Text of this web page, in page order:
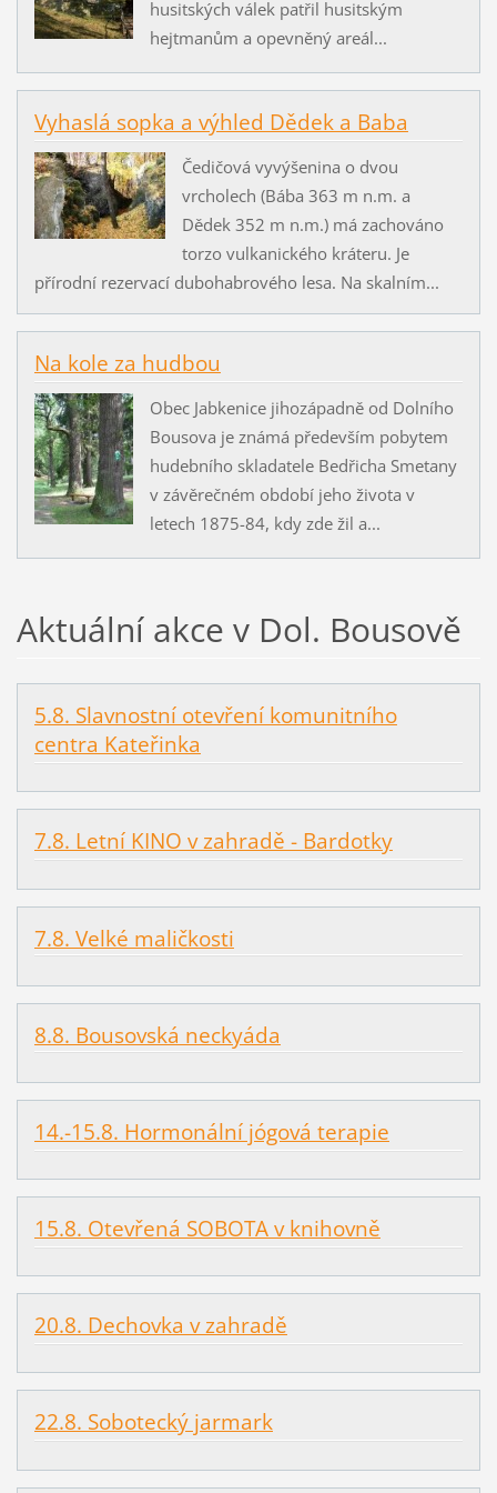
husitských válek patřil husitským
hejtmanům a opevněný areál...
Vyhaslá sopka a výhled Dědek a Baba
Čedičová vyvýšenina o dvou
vrcholech (Bába 363 m n.m. a
Dědek 352 m n.m.) má zachováno
torzo vulkanického kráteru. Je
přírodní rezervací dubohabrového lesa. Na skalním...
Na kole za hudbou
Obec Jabkenice jihozápadně od Dolního
Bousova je známá především pobytem
hudebního skladatele Bedřicha Smetany
v závěrečném období jeho života v
letech 1875-84, kdy zde žil a...
Aktuální akce v Dol. Bousově
5.8. Slavnostní otevření komunitního
centra Kateřinka
7.8. Letní KINO v zahradě - Bardotky
7.8. Velké maličkosti
8.8. Bousovská neckyáda
14.-15.8. Hormonální jógová terapie
15.8. Otevřená SOBOTA v knihovně
20.8. Dechovka v zahradě
22.8. Sobotecký jarmark